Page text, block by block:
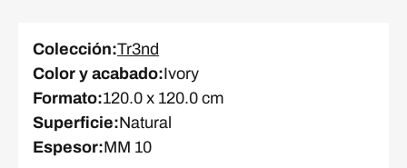
Colección:Tr3nd
Color y acabado:Ivory
Formato:120.0 x 120.0 cm
Superficie:Natural
Espesor:MM 10